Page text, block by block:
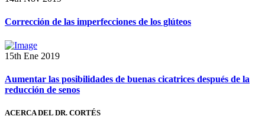
Corrección de las imperfecciones de los glúteos
15th Ene 2019
Aumentar las posibilidades de buenas cicatrices después de la
reducción de senos
ACERCA DEL DR. CORTÉS